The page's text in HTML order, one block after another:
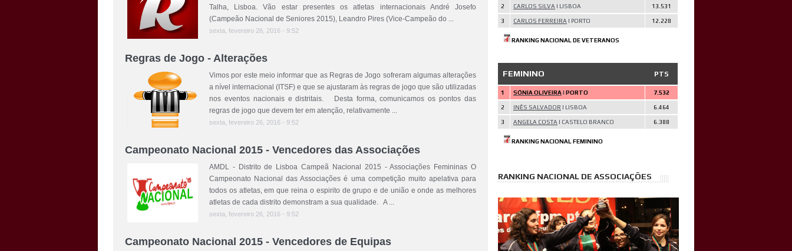
Talha, Lisboa. Vão estar presentes os atletas internacionais André Josefo
(Campeão Nacional de Seniores 2015), Leandro Pires (Vice-Campeão do ...
sexta, fevereiro 26, 2016 - 9:52
Regras de Jogo - Alterações
Vimos por este meio informar que as Regras de Jogo sofreram algumas alterações
a nível internacional (ITSF) e que se ajustaram às regras de jogo que são utilizadas
nos eventos nacionais e distritais. Desta forma, comunicamos os pontos das
regras de jogo que devem ter em atenção, relativamente ...
sexta, fevereiro 26, 2016 - 9:52
Campeonato Nacional 2015 - Vencedores das Associações
AMDL - Distrito de Lisboa Campeã Nacional 2015 - Associações Femininas O
Campeonato Nacional das Associações é uma competição muito apelativa para
todos os atletas, em que reina o espirito de grupo e de união e onde as melhores
atletas de cada distrito demonstram a sua qualidade. A ...
sexta, fevereiro 26, 2016 - 9:52
Campeonato Nacional 2015 - Vencedores de Equipas
2 CARLOS SILVA | LISBOA 13.531
3 CARLOS FERREIRA | PORTO 12.228
RANKING NACIONAL DE VETERANOS
FEMININO PTS
1 SÓNIA OLIVEIRA|PORTO 7.532
2 INÊS SALVADOR | LISBOA 6.464
3 ANGELA COSTA | CASTELO BRANCO 6.388
RANKING NACIONAL FEMININO
RANKING NACIONAL DE ASSOCIAÇÕES